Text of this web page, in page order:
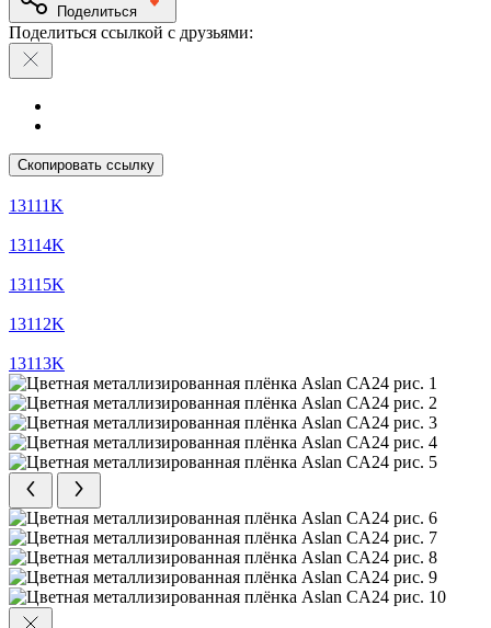
Поделиться
Поделиться ссылкой с друзьями:
Скопировать ссылку
13111K
13114K
13115K
13112K
13113K